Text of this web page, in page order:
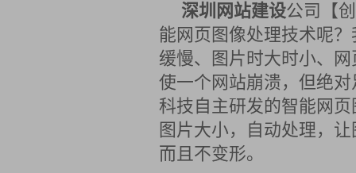
深圳网站建设公司【
能网页图像处理技术呢
缓慢、图片时大时小、
使一个网站崩溃，但绝
科技自主研发的智能网
图片大小，自动处理，
而且不变形。